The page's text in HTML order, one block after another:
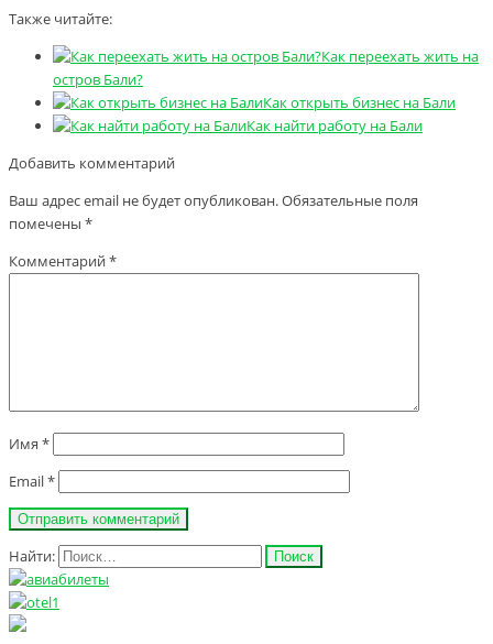
Также читайте:
Как переехать жить на
остров Бали?
Как открыть бизнес на Бали
Как найти работу на Бали
Добавить комментарий
Ваш адрес email не будет опубликован.Обязательные поля
помечены *
Комментарий*
Имя *
Email*
Найти: